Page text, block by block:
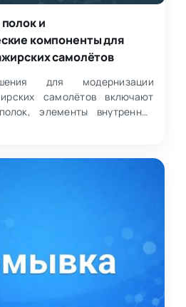
и
компоненты для
самолётов
для модернизации
самолётов включают
элементы внутренней